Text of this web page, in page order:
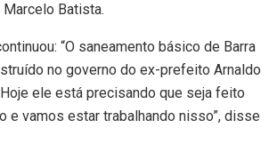
Marcelo Batista.
“O saneamento básico de Barra
no governo do ex-prefeito Arnaldo
ele está precisando que seja feito
e vamos estar trabalhando nisso”, disse